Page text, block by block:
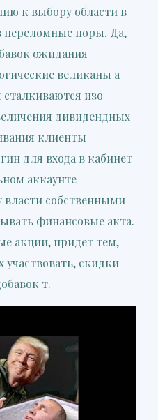
к выбору области в
переломные поры. Да,
ожидания
великаны а
изо
дивидендных
клиенты
для входа в кабинет
аккаунте
власти собственными
финансовые акта.
акции, придет тем,
участвовать, скидки
т.